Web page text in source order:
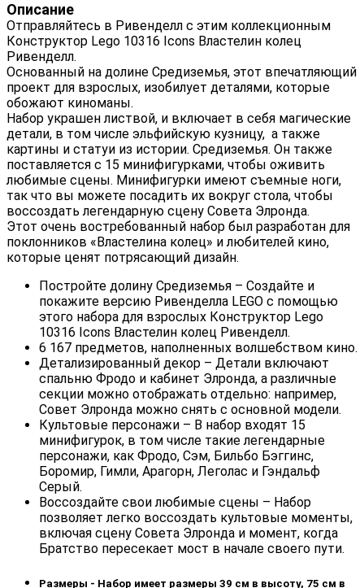
Описание
Отправляйтесь в Ривенделл с этим коллекционным
Конструктор Lego 10316 Icons Властелин колец
Ривенделл.
Основанный на долине Средиземья, этот впечатляющий
проект для взрослых, изобилует деталями, которые
обожают киноманы.
Набор украшен листвой, и включает в себя магические
детали, в том числе эльфийскую кузницу, а также
картины и статуи из истории. Средиземья. Он также
поставляется с 15 минифигурками, чтобы оживить
любимые сцены. Минифигурки имеют съемные ноги,
так что вы можете посадить их вокруг стола, чтобы
воссоздать легендарную сцену Совета Элронда.
Этот очень востребованный набор был разработан для
поклонников «Властелина колец» и любителей кино,
которые ценят потрясающий дизайн.
Постройте долину Средиземья ⁠– Создайте и
покажите версию Ривенделла LEGO с помощью
этого набора для взрослых Конструктор Lego
10316 Icons Властелин колец Ривенделл.
6 167 предметов, наполненных волшебством кино.
Детализированный декор ⁠– Детали включают
спальню Фродо и кабинет Элронда, а различные
секции можно отображать отдельно: например,
Совет Элронда можно снять с основной модели.
Культовые персонажи ⁠– В набор входят 15
минифигурок, в том числе такие легендарные
персонажи, как Фродо, Сэм, Бильбо Бэггинс,
Боромир, Гимли, Арагорн, Леголас и Гэндальф
Серый.
Воссоздайте свои любимые сцены ⁠– Набор
позволяет легко воссоздать культовые моменты,
включая сцену Совета Элронда и момент, когда
Братство пересекает мост в начале своего пути.
Размеры ⁠- Набор имеет размеры 39 см в высоту, 75 см в